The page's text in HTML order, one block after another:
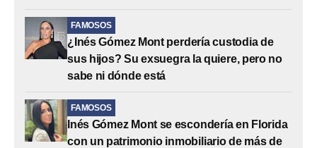
FAMOSOS
¿Inés Gómez Mont perdería custodia de
sus hijos? Su exsuegra la quiere, pero no
sabe ni dónde está
FAMOSOS
Inés Gómez Mont se escondería en Florida
con un patrimonio inmobiliario de más de